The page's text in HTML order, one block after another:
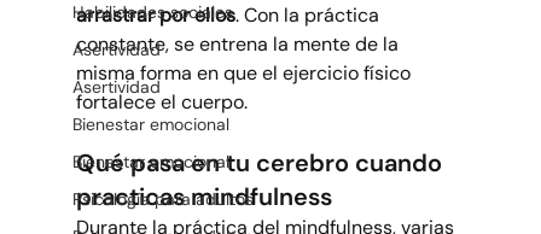
Habilidades sociales
Asertividad
Asertividad
Bienestar emocional
Bienestar emocional
Psicología para adultos
arrastrar por ellos. Con la práctica
constante, se entrena la mente de la
misma forma en que el ejercicio físico
fortalece el cuerpo.
Qué pasa en tu cerebro cuando
practicas mindfulness
Durante la práctica del mindfulness, varias